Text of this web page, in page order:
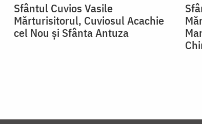
Sfântul Cuvios Vasile
Mărturisitorul, Cuviosul Acachie
cel Nou și Sfânta Antuza